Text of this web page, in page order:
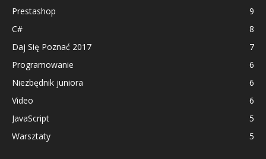
Prestashop
9
C#
8
Daj Się Poznać 2017
7
Programowanie
6
Niezbędnik juniora
6
Video
6
JavaScript
5
Warsztaty
5